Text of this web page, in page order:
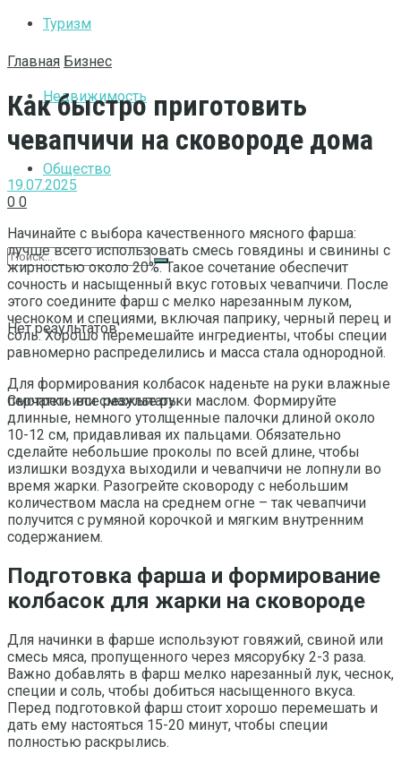
Туризм
Недвижимость
Общество
Нет результатов
Смотреть все результаты
Главная Бизнес
Как быстро приготовить
чевапчичи на сковороде дома
19.07.2025
0 0
Начинайте с выбора качественного мясного фарша:
лучше всего использовать смесь говядины и свинины с
жирностью около 20%. Такое сочетание обеспечит
сочность и насыщенный вкус готовых чевапчичи. После
этого соедините фарш с мелко нарезанным луком,
чесноком и специями, включая паприку, черный перец и
соль. Хорошо перемешайте ингредиенты, чтобы специи
равномерно распределились и масса стала однородной.
Для формирования колбасок наденьте на руки влажные
перчатки или смажьте руки маслом. Формируйте
длинные, немного утолщенные палочки длиной около
10-12 см, придавливая их пальцами. Обязательно
сделайте небольшие проколы по всей длине, чтобы
излишки воздуха выходили и чевапчичи не лопнули во
время жарки. Разогрейте сковороду с небольшим
количеством масла на среднем огне – так чевапчичи
получится с румяной корочкой и мягким внутренним
содержанием.
Подготовка фарша и формирование
колбасок для жарки на сковороде
Для начинки в фарше используют говяжий, свиной или
смесь мяса, пропущенного через мясорубку 2-3 раза.
Важно добавлять в фарш мелко нарезанный лук, чеснок,
специи и соль, чтобы добиться насыщенного вкуса.
Перед подготовкой фарш стоит хорошо перемешать и
дать ему настояться 15-20 минут, чтобы специи
полностью раскрылись.